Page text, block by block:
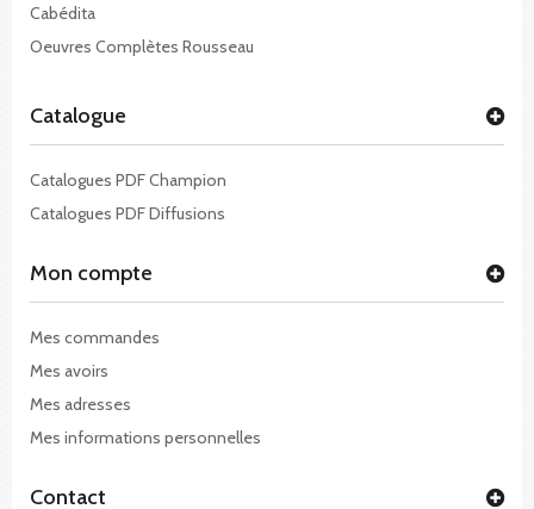
Cabédita
Oeuvres Complètes Rousseau
Catalogue
Catalogues PDF Champion
Catalogues PDF Diffusions
Mon compte
Mes commandes
Mes avoirs
Mes adresses
Mes informations personnelles
Contact